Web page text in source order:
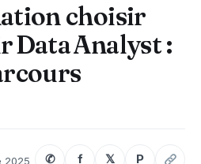
choisir
Data Analyst :
2025 ✆ f 𝕏 P